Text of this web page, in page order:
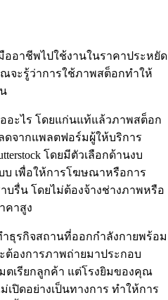
อาชีพไปใช้งานในราคาประหยัด
ะรู้ว่าการใช้ภาพสต็อกทำให้
ะไร โดยแก่นแท้แล้วภาพสต็อก
จากแพลตฟอร์มผู้ให้บริการ
โดยมีตัวเลือกด้านงบ
เพื่อให้การโฆษณาหรือการ
บรื่น โดยไม่ต้องจ้างช่างภาพหรือ
คาสูง
ธุรกิจสถานที่ออกกำลังกายพร้อม
องการภาพถ่ายมาประกอบ
ตเรียกลูกค้า แต่โรงยิมของคุณ
ปิดอย่างเป็นทางการ ทำให้การ